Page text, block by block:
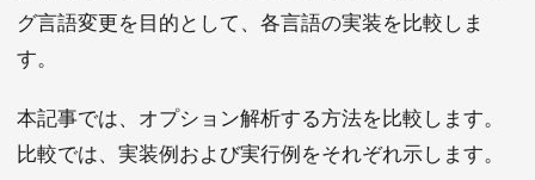
グ言語変更を目的として、各言語の実装を比較しま
す。
本記事では、オプション解析する方法を比較します。
比較では、実装例および実行例をそれぞれ示します。